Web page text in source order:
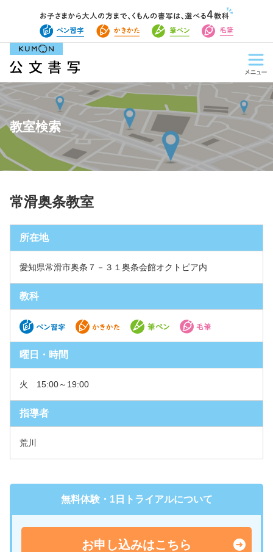
教室検索
常滑奥条教室
所在地
愛知県常滑市奥条７－３１奥条会館オクトピア内
教科
曜日・時間
火 15:00～19:00
指導者
荒川
無料体験・1日トライアルについて
お申し込みはこちら